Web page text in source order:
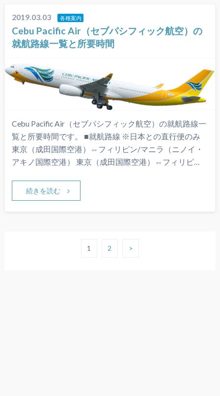
2019.03.03 各種案内
Cebu Pacific Air（セブパシフィック航空）の
就航路線一覧と所要時間
Cebu Pacific Air（セブパシフィック航空）の就航路線一
覧と所要時間です。 ■就航路線 ※日本との直行便のみ
東京（成田国際空港）⇔フィリピン/マニラ（ニノイ・
アキノ国際空港） 東京（成田国際空港）⇔フィリピ…
続きを読む
1 2 >